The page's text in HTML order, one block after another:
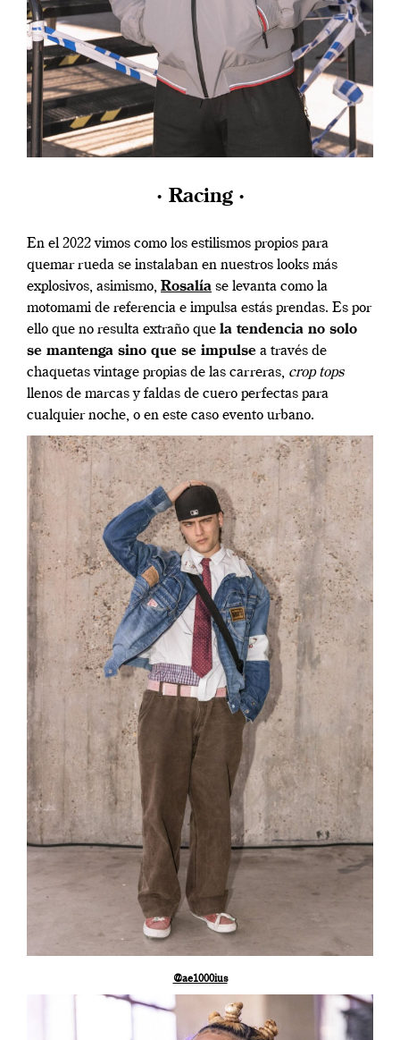
· Racing ·
En el 2022 vimos como los estilismos propios para
quemar rueda se instalaban en nuestros looks más
explosivos, asimismo, Rosalía se levanta como la
motomami de referencia e impulsa estás prendas. Es por
ello que no resulta extraño que la tendencia no solo
se mantenga sino que se impulse a través de
chaquetas vintage propias de las carreras, crop tops
llenos de marcas y faldas de cuero perfectas para
cualquier noche, o en este caso evento urbano.
@ae1000ius